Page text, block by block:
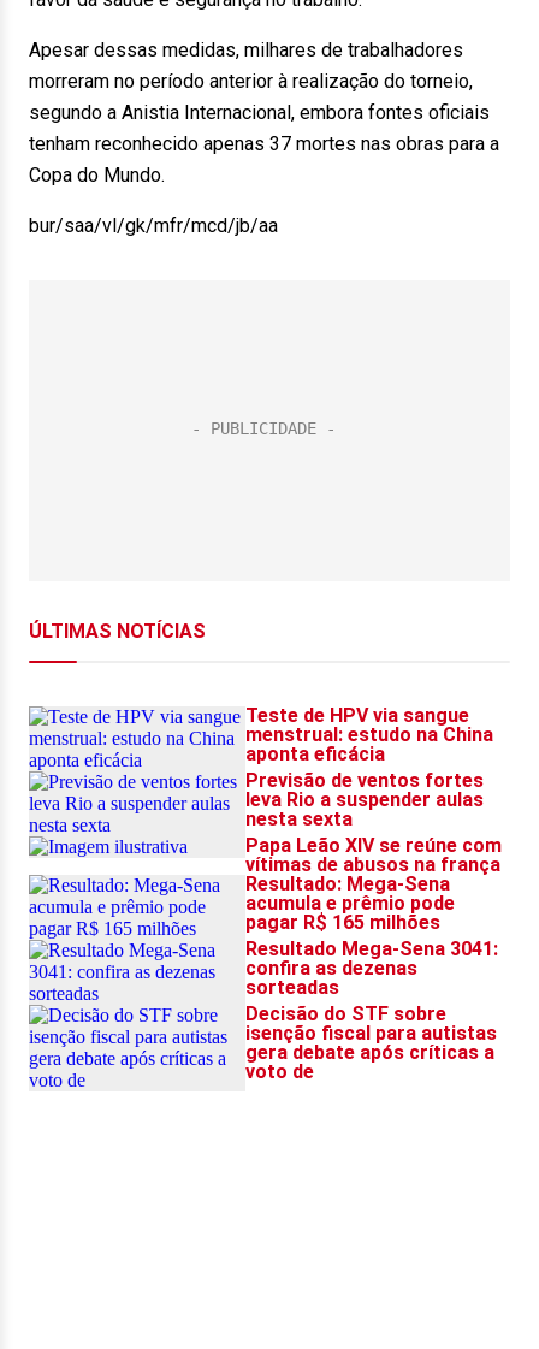
Apesar dessas medidas, milhares de trabalhadores
morreram no período anterior à realização do torneio,
segundo a Anistia Internacional, embora fontes oficiais
tenham reconhecido apenas 37 mortes nas obras para a
Copa do Mundo.
bur/saa/vl/gk/mfr/mcd/jb/aa